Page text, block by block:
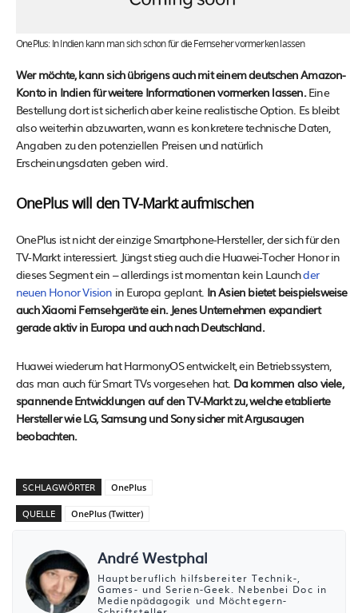
OnePlus: In Indien kann man sich schon für die Fernseher vormerken lassen
Wer möchte, kann sich übrigens auch mit einem deutschen Amazon-
Konto in Indien für weitere Informationen vormerken lassen.Eine
Bestellung dort ist sicherlich aber keine realistische Option. Es bleibt
also weiterhin abzuwarten, wann es konkretere technische Daten,
Angaben zu den potenziellen Preisen und natürlich
Erscheinungsdaten geben wird.
OnePlus will den TV-Markt aufmischen
OnePlus ist nicht der einzige Smartphone-Hersteller, der sich für den
TV-Markt interessiert. Jüngst stieg auch die Huawei-Tocher Honor in
dieses Segment ein – allerdings ist momentan kein Launchder
neuen Honor Vision in Europa geplant. In Asien bietet beispielsweise
auch Xiaomi Fernsehgeräte ein. Jenes Unternehmen expandiert
gerade aktiv in Europa und auch nach Deutschland.
Huawei wiederum hat HarmonyOS entwickelt, ein Betriebssystem,
das man auch für Smart TVs vorgesehen hat. Da kommen also viele,
spannende Entwicklungen auf den TV-Markt zu, welche etablierte
Hersteller wie LG, Samsung und Sony sicher mit Argusaugen
beobachten.
SCHLAGWÖRTER OnePlus
QUELLE OnePlus (Twitter)
André Westphal
Hauptberuflich hilfsbereiter Technik-,
Games- und Serien-Geek. Nebenbei Doc in
Medienpädagogik und Möchtegern-